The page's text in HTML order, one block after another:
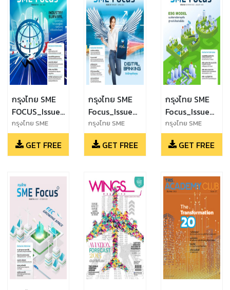
กรุงไทย SME
FOCUS_Issue
42_May -
July 2024
กรุงไทย SME
FOCUS_Issue
42_May - July
2024
GET FREE
กรุงไทย SME
Focus_Issue
41_February -
April 2024
กรุงไทย SME
Focus_Issue
41_February -
April 2024
GET FREE
กรุงไทย SME
Focus_Issue
40_November
2023-
January 2024
กรุงไทย SME
Focus_Issue
40_November
2023-January
GET FREE